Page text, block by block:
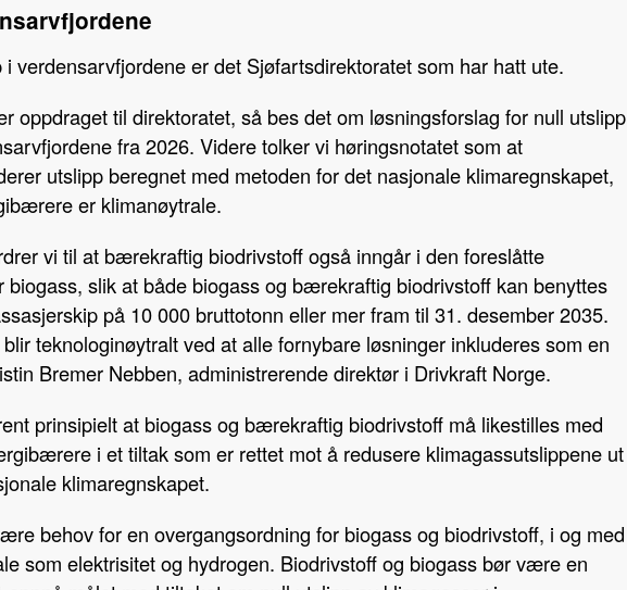
verdensarvfjordene er det Sjøfartsdirektoratet som har hatt ute.
oppdraget til direktoratet, så bes det om løsningsforslag for null utslipp
fra 2026. Videre tolker vi høringsnotatet som at
utslipp beregnet med metoden for det nasjonale klimaregnskapet,
er klimanøytrale.
vi til at bærekraftig biodrivstoff også inngår i den foreslåtte
biogass, slik at både biogass og bærekraftig biodrivstoff kan benyttes
på 10 000 bruttotonn eller mer fram til 31. desember 2035.
teknologinøytralt ved at alle fornybare løsninger inkluderes som en
Bremer Nebben, administrerende direktør i Drivkraft Norge.
prinsipielt at biogass og bærekraftig biodrivstoff må likestilles med
i et tiltak som er rettet mot å redusere klimagassutslippene ut
klimaregnskapet.
behov for en overgangsordning for biogass og biodrivstoff, i og med
som elektrisitet og hydrogen. Biodrivstoff og biogass bør være en